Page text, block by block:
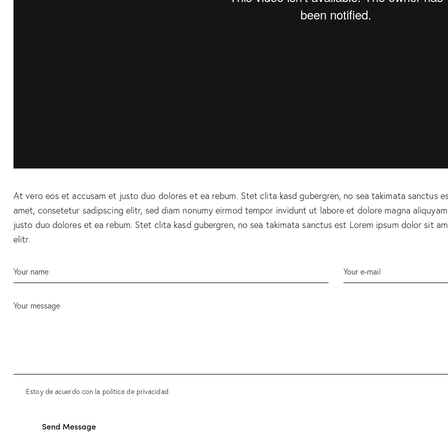
At vero eos et accusam et justo duo dolores et ea rebum. Stet clita kasd gubergren, no sea takimata sanctus
amet, consetetur sadipscing elitr, sed diam nonumy eirmod tempor invidunt ut labore et dolore magna
justo duo dolores et ea rebum. Stet clita kasd gubergren, no sea takimata sanctus est Lorem ipsum dolor sit
elitr.
Estoy de acuerdo con la política de privacidad.
Send Message